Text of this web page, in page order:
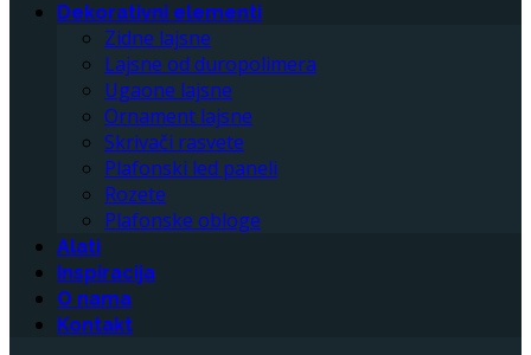
Dekorativni elementi
Zidne lajsne
Lajsne od duropolimera
Ugaone lajsne
Ornament lajsne
Skrivači rasvete
Plafonski led paneli
Rozete
Plafonske obloge
Alati
Inspiracija
O nama
Kontakt